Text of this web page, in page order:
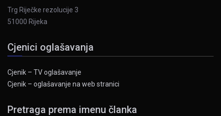
Trg Riječke rezolucije 3
51000 Rijeka
Cjenici oglašavanja
Cjenik – TV oglašavanje
Cjenik – oglašavanje na web stranici
Pretraga prema imenu članka